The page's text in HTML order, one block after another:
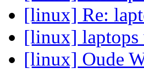
[linux] Re:
[linux]
[linux] Oude